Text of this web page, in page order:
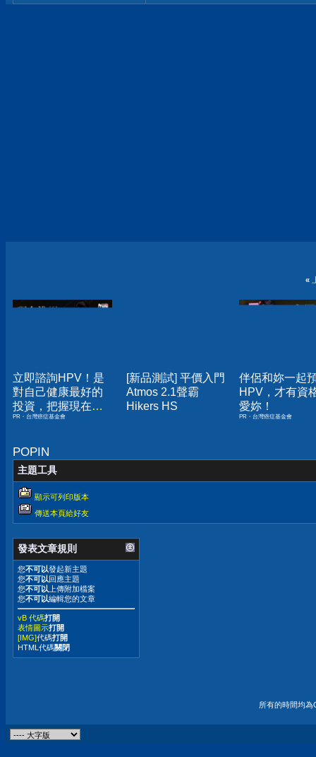
«
立即諮詢HPV！是
對自己健康最好的
投資，把握現在不
嫌晚！
PR・台灣癌症基金會
[新品測試] 平價入門
Atmos 2.1聲霸
Hikers HS
伴侶和妳一起
HPV，才有資
愛妳！
PR・台灣癌症基金會
POPIN
主題工具
顯示可列印版本
傳送本頁給好友
發表文章規則
您不可以發起新主題
您不可以回應主題
您不可以 上傳附加檔案
您不可以編輯您的文章
vB 代碼打開
表情圖示打開
[IMG]代碼打開
HTML代碼關閉
所有的時間均為